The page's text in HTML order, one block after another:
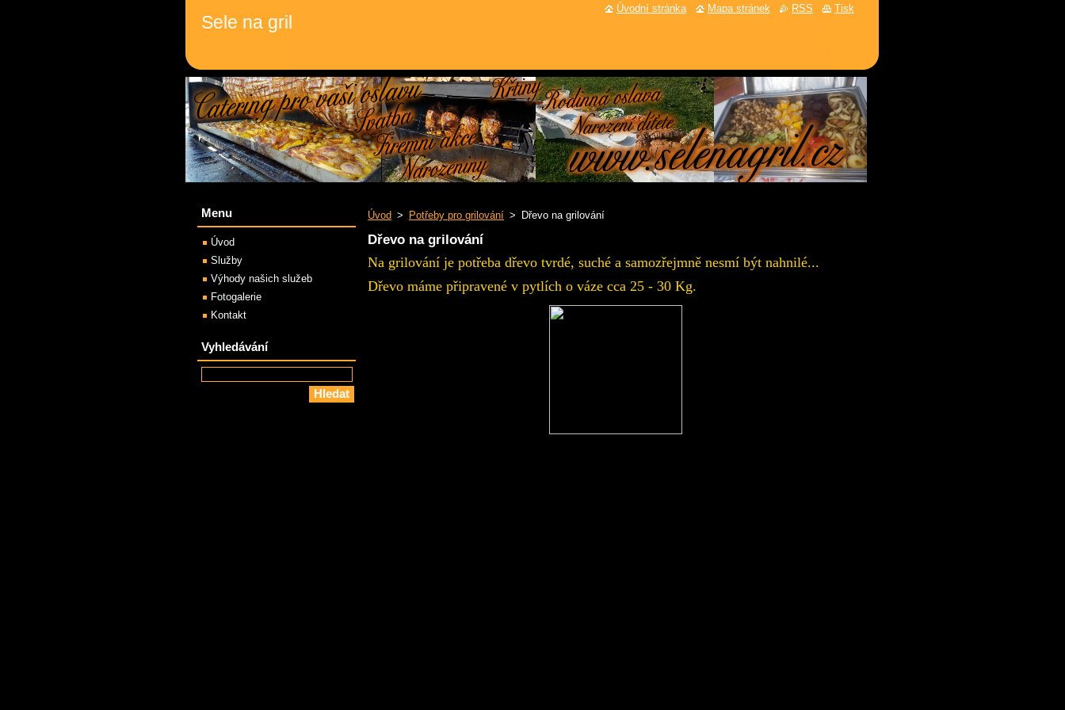
Sele na gril
Úvod > Potřeby pro grilování > Dřevo na grilování
Dřevo na grilování
Na grilování je potřeba dřevo tvrdé, suché a samozřejmně nesmí být nahnilé...
Dřevo máme připravené v pytlích o váze cca 25 - 30 Kg.
Menu
Úvod
Služby
Výhody našich služeb
Fotogalerie
Kontakt
Vyhledávání
Úvodní stránka Mapa stránek RSS Tisk